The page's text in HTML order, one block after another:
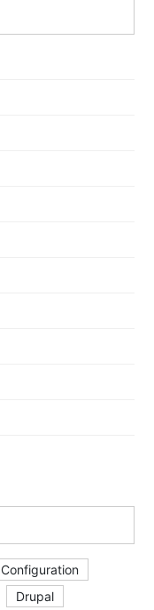
Configuration
Drupal